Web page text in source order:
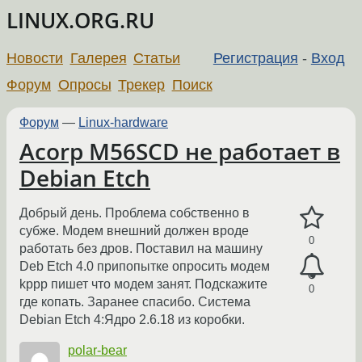
LINUX.ORG.RU
Регистрация - Вход
Новости Галерея Статьи
Форум Опросы Трекер Поиск
Форум — Linux-hardware
Acorp M56SCD не работает в
Debian Etch
0
0
Добрый день. Проблема собственно в
субже. Модем внешний должен вроде
работать без дров. Поставил на машину
Deb Etch 4.0 припопытке опросить модем
kppp пишет что модем занят. Подскажите
где копать. Заранее спасибо. Система
Debian Etch 4:Ядро 2.6.18 из коробки.
polar-bear